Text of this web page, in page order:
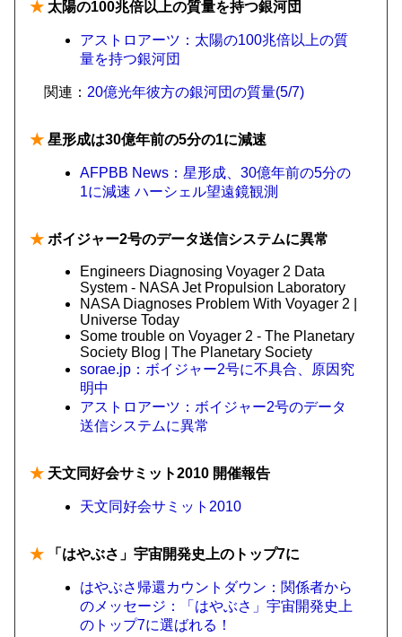
★ 太陽の100兆倍以上の質量を持つ銀河団
アストロアーツ：太陽の100兆倍以上の質
量を持つ銀河団
関連： 20億光年彼方の銀河団の質量(5/7)
★ 星形成は30億年前の5分の1に減速
AFPBB News：星形成、30億年前の5分の
1に減速 ハーシェル望遠鏡観測
★ ボイジャー2号のデータ送信システムに異常
Engineers Diagnosing Voyager 2 Data
System - NASA Jet Propulsion Laboratory
NASA Diagnoses Problem With Voyager 2 |
Universe Today
Some trouble on Voyager 2 - The Planetary
Society Blog | The Planetary Society
sorae.jp：ボイジャー2号に不具合、原因究
明中
アストロアーツ：ボイジャー2号のデータ
送信システムに異常
★ 天文同好会サミット2010 開催報告
天文同好会サミット2010
★ 「はやぶさ」宇宙開発史上のトップ7に
はやぶさ帰還カウントダウン：関係者から
のメッセージ：「はやぶさ」宇宙開発史上
のトップ7に選ばれる！